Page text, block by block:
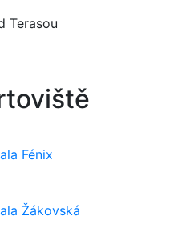
Terasou
Fénix
Žákovská